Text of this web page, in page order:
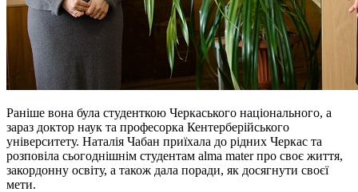
Раніше вона була студенткою Черкаського національного, а
зараз доктор наук та професорка Кентерберійського
університету. Наталія Чабан приїхала до рідних Черкас та
розповіла сьогоднішнім студентам alma mater про своє життя,
закордонну освіту, а також дала поради, як досягнути своєї
мети.